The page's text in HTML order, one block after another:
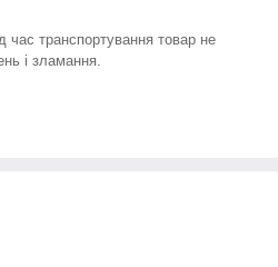
час транспортування товар не
і зламання.